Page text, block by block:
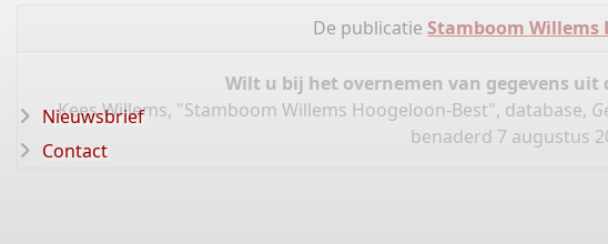
De publicatieStamboom Willems
Wilt u bij het overnemen van gegevens
Kees Willems, "Stamboom Willems Hoogeloon-Best", database,
benaderd 7 augustus
Nieuwsbrief
Contact